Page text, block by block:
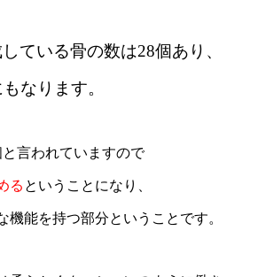
ている骨の数は28個あり、
なります。
言われていますので
る ということになり、
機能を持つ部分ということです。